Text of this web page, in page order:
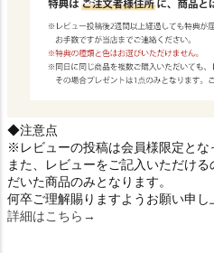
◆注意点
※レビューの投稿は会員様限定とな
また、レビューをご記入いただけ
だいた商品のみとなります。
何卒ご理解賜りますようお願い申し
詳細はこちら→